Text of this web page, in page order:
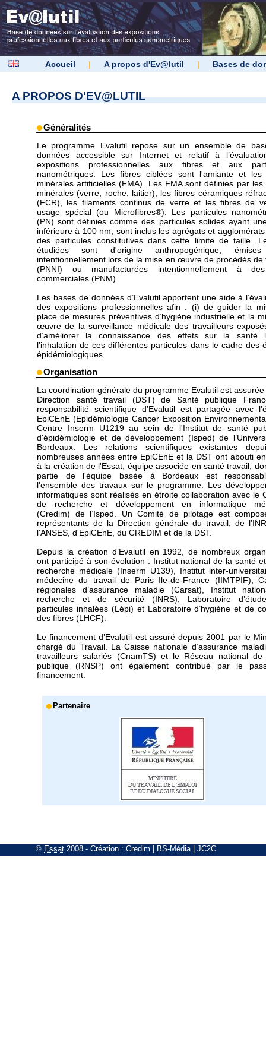
Accueil | A propos d'Ev@lutil | Bases de
A PROPOS D'EV@LUTIL
Généralités
Le programme Evalutil repose sur un ensemble de
données accessible sur Internet et relatif à
expositions professionnelles aux fibres et aux
nanométriques. Les fibres ciblées sont l'amiante et les
minérales artificielles (FMA). Les FMA sont définies par les
minérales (verre, roche, laitier), les fibres céramiques
(FCR), les filaments continus de verre et les fibres de
usage spécial (ou Microfibres®). Les particules
(PN) sont définies comme des particules solides ayant
inférieure à 100 nm, sont inclus les agrégats et
des particules constitutives dans cette limite de taille.
étudiées sont d'origine anthropogénique,
intentionnellement lors de la mise en œuvre de procédés de
(PNNI) ou manufacturées intentionnellement à
commerciales (PNM).
Les bases de données d’Evalutil apportent une aide à
des expositions professionnelles afin : (i) de guider la
place de mesures préventives d’hygiène industrielle et la
œuvre de la surveillance médicale des travailleurs
d’améliorer la connaissance des effets sur la santé
l’inhalation de ces différentes particules dans le cadre des
épidémiologiques.
Organisation
La coordination générale du programme Evalutil est
Direction santé travail (DST) de Santé publique
responsabilité scientifique d’Evalutil est partagée avec
EpiCEnE (Epidémiologie Cancer Exposition
Centre Inserm U1219 au sein de l'Institut de santé
d'épidémiologie et de développement (Isped) de
Bordeaux. Les relations scientifiques existantes
nombreuses années entre EpiCEnE et la DST ont abouti
à la création de l'Essat, équipe associée en santé travail,
partie de l'équipe basée à Bordeaux est
l'ensemble des travaux sur le programme. Les
informatiques sont réalisés en étroite collaboration avec le
de recherche et développement en informatique
(Credim) de l’Isped. Un Comité de pilotage est
représentants de la Direction générale du travail, de
l'ANSES, d'EpiCEnE, du CREDIM et de la DST.
Depuis la création d’Evalutil en 1992, de nombreux
ont participé à son évolution : Institut national de la santé
recherche médicale (Inserm U139), Institut inter-
médecine du travail de Paris Ile-de-France (IIMTPIF),
régionales d’assurance maladie (Carsat), Institut
recherche et de sécurité (INRS), Laboratoire
particules inhalées (Lépi) et Laboratoire d’hygiène et de
des fibres (LHCF).
Le financement d’Evalutil est assuré depuis 2001 par le
chargé du Travail. La Caisse nationale d’assurance
travailleurs salariés (CnamTS) et le Réseau national de
publique (RNSP) ont également contribué par le
financement.
Partenaire
© Essat 2008 - Création : Credim BS-Média JC2C